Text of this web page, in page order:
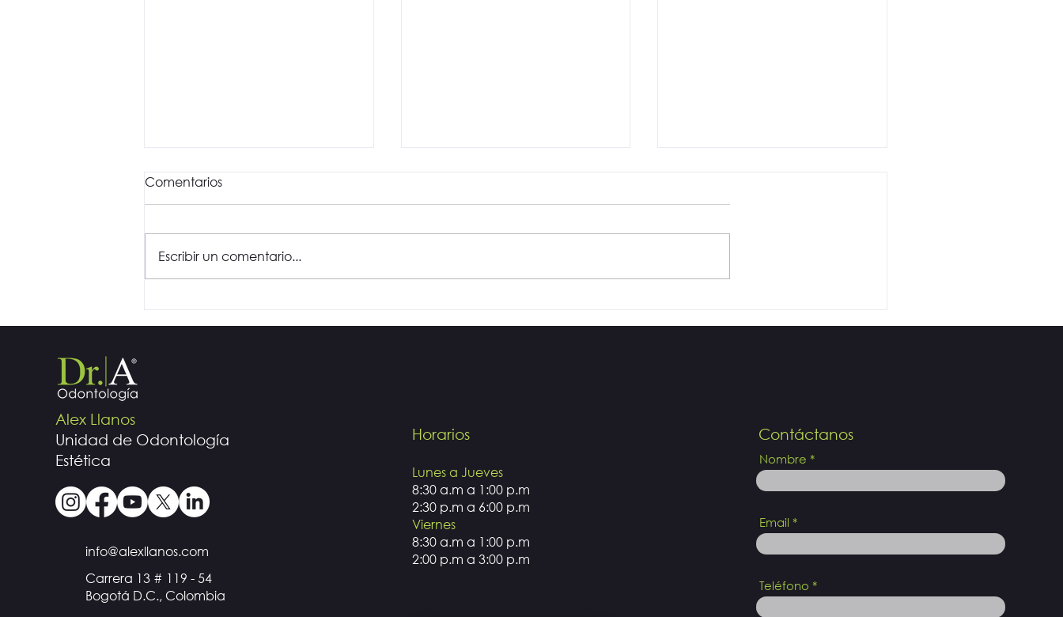
¿Qué es el Fluoruro?
Comentarios
Escribir un comentario...
Alex Llanos
Unidad de Odontología
Estética
info@alexllanos.com
Carrera 13 # 119 - 54
Bogotá D.C., Colombia
Horarios
Lunes a Jueves
8:30 a.m a 1:00 p.m
2:30 p.m a 6:00 p.m
Viernes
8:30 a.m a 1:00 p.m
2:00 p.m a 3:00 p.m
Contáctanos
Nombre
Email
Teléfono